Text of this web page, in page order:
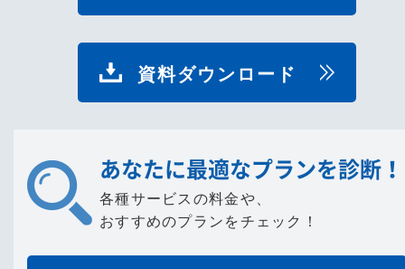
資料ダウンロード
あなたに最適なプランを診断！
各種サービスの料金や、
おすすめのプランをチェック！